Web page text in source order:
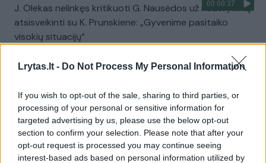
Lrytas.lt - Do Not Process My Personal Information
If you wish to opt-out of the sale, sharing to third parties, or
processing of your personal or sensitive information for
targeted advertising by us, please use the below opt-out
section to confirm your selection. Please note that after your
opt-out request is processed you may continue seeing
interest-based ads based on personal information utilized by
00:00:37
J. Olekas nelinkęs kritikuoti G. Nausėdos už neatvykimą
atsisveikinti su K. Prunskiene: „Gyvenime pasitaiko
visokių situacijų“
00:41:28
L. Kontrimas, A. Lašas, A. Lyberytė: ko nesupranta
Mindaugas Sinkevičius?
Laidos | Lietuva tiesiogiai